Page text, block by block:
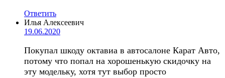
Ответить
Илья Алексеевич
19.06.2020
Покупал шкоду октавиа в автосалоне Карат Авто,
потому что попал на хорошенькую скидочку на
эту модельку, хотя тут выбор просто